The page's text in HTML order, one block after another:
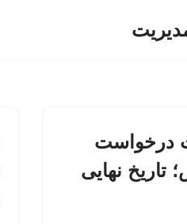
درخواست
نهایی